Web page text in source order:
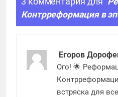
Контрреформация в
Егоров
Ого! 🌟
встряска для